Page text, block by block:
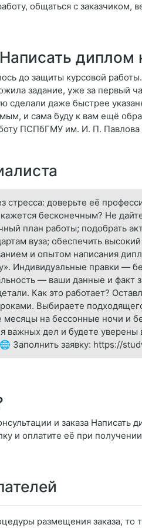
общаться с заказчиком,
диплом
до защиты курсовой
задание, уже за первый
сделали даже быстрее
и сама буду к вам ещё
ПСПбГМУ им. И. П. Павлова
стресса: доверьте её
кажется бесконечным? Не
план работы; подобрать
вуза; обеспечить
и опытом написания
Индивидуальные правки —
— ваши данные и факт
Как это работает?
Выбираете
месяцы на бессонные ночи и
важных дел и будете
Заполнить заявку: https://
и заказа Написать
и оплатите её при
размещения заказа, то